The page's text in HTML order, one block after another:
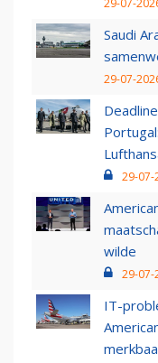
29-07-
Saudi
29-07-
29-07-
wilde
29-07-
IT-